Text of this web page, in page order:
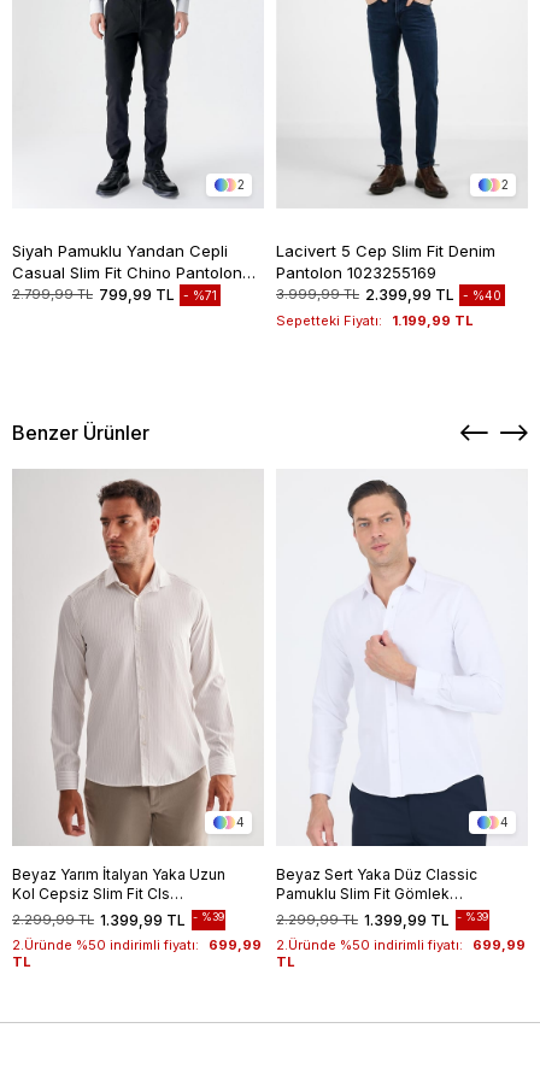
2
Siyah Pamuklu Yandan Cepli
Casual Slim Fit Chino Pantolon
1003235117
2.799,99 TL 799,99 TL %71
2
Lacivert 5 Cep Slim Fit Denim
Pantolon 1023255169
3.999,99 TL 2.399,99 TL %40
Sepetteki Fiyatı: 1.199,99 TL
Benzer Ürünler
4
Beyaz Yarım İtalyan Yaka Uzun
Kol Cepsiz Slim Fit Cls
Gömlek 1004255174
1.399,99 TL
2.299,99 TL %39
2.Üründe %50 indirimli fiyatı:
699,99
TL
4
Beyaz Sert Yaka Düz Classic
Pamuklu Slim Fit Gömlek
1004250214 1.399,99 TL
2.299,99 TL %39
2.Üründe %50 indirimli fiyatı:
699,99
TL